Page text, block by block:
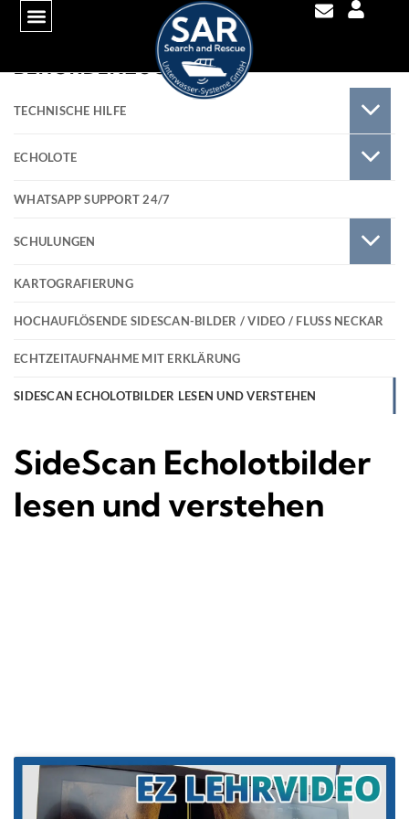
BEHÖRDENZUGANG
TECHNISCHE HILFE
ECHOLOTE
WHATSAPP SUPPORT 24/7
SCHULUNGEN
KARTOGRAFIERUNG
HOCHAUFLÖSENDE SIDESCAN-BILDER / VIDEO / FLUSS NECKAR
ECHTZEITAUFNAHME MIT ERKLÄRUNG
SIDESCAN ECHOLOTBILDER LESEN UND VERSTEHEN
SideScan Echolotbilder
lesen und verstehen